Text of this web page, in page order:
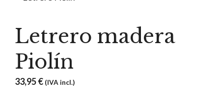
Letrero madera
Piolín
33,95€ (IVA incl.)